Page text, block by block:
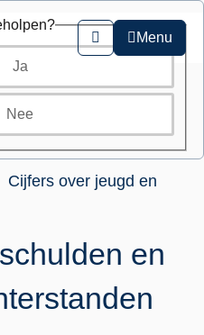
Zoeken
Menu
Cijfers over jeugd en
en
Ja
Nee